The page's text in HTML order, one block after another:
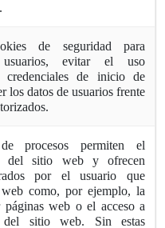
de seguridad para
evitar el uso
credenciales de inicio de
los datos de usuarios frente
procesos permiten el
del sitio web y ofrecen
por el usuario que
como, por ejemplo, la
páginas web o el acceso a
del sitio web. Sin estas